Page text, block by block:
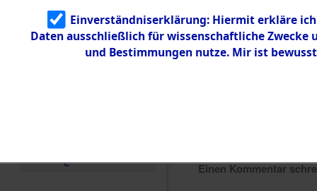
Identifizierun
5.3.3
Todesmärsch
e Einen Kommentar
Einverständniserklärung: Hiermit erkläre
Daten ausschließlich für wissenschaftliche
und Bestimmungen nutze. Mir ist